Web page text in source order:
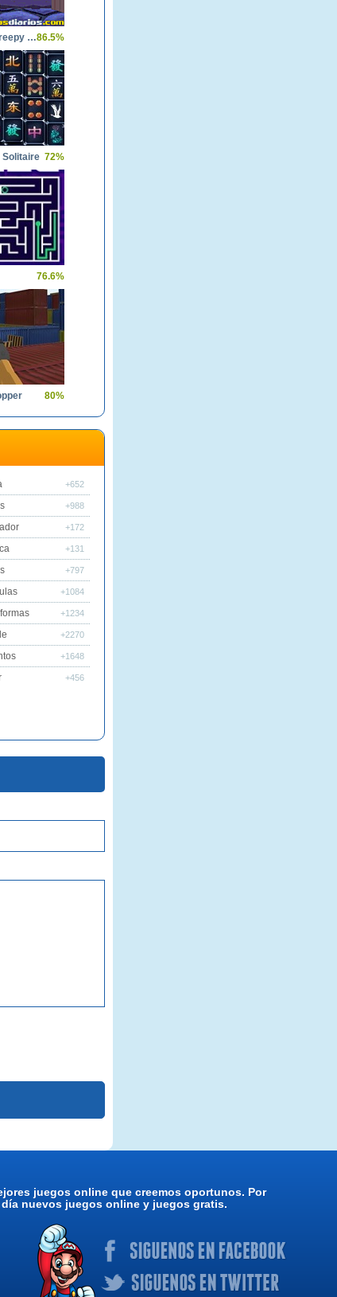
Scooby doo creepy castle86.5%
Solitaire 72%
76.6%
80%
+652
+988
+172
+131
+797
+1084
+1234
+2270
+1648
+456
juegos online que creemos oportunos. Por
nuevos juegos online y juegos gratis.